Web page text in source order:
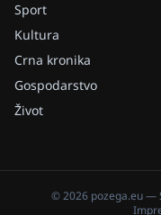
Sport
Kultura
Crna kronika
Gospodarstvo
Život
©2026 pozega.eu—